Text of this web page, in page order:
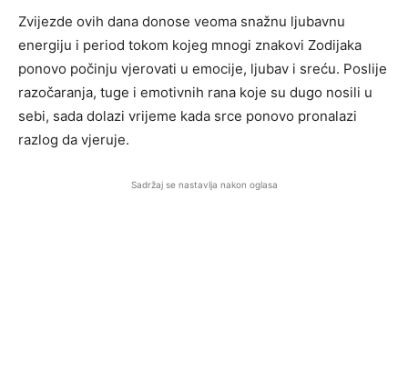
Zvijezde ovih dana donose veoma snažnu ljubavnu
energiju i period tokom kojeg mnogi znakovi Zodijaka
ponovo počinju vjerovati u emocije, ljubav i sreću. Poslije
razočaranja, tuge i emotivnih rana koje su dugo nosili u
sebi, sada dolazi vrijeme kada srce ponovo pronalazi
razlog da vjeruje.
Sadržaj se nastavlja nakon oglasa